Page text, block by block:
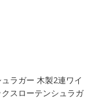
ラガー 木製2連ワイ
スローテンシュラガ